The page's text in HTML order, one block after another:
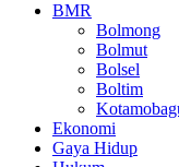
BMR
Bolmong
Bolmut
Bolsel
Boltim
Ekonomi
Gaya Hidup